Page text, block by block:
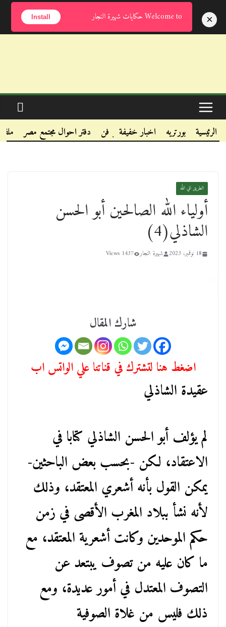
الأحد, أغسطس 9, 2026
.
.
الرئيسية بورتريه اخبار خفيفة فن دفتر احوال مجتمع مصر
الطريق الي الله
أولياء الله الصالحين أبو الحسن
الشاذلي(4)
18 نوفمبر، 2023 شهيرة النجار 1437 Views
شارك المقال
اضغط هنا لتشترك في قناتنا علي الواتس اب
عقيدة الشاذلي
لم يؤلف أبو الحسن الشاذلي كتابا في
الاعتقاد، لكن -بحسب بعض الباحثين-
يمكن القول بأنه أشعري المعتقد، وذلك
لأنه نشأ ببلاد المغرب الأقصى في زمن
حكم الموحدين وكانت أشعرية المعتقد، مع
ما كان عليه من تصوف يبتعد عن
التصوف المعتدل في أمور عديدة، ومع
ذلك فليس من غلاة الصوفية
Welcome to حكايات شهيرة النجار Install ×